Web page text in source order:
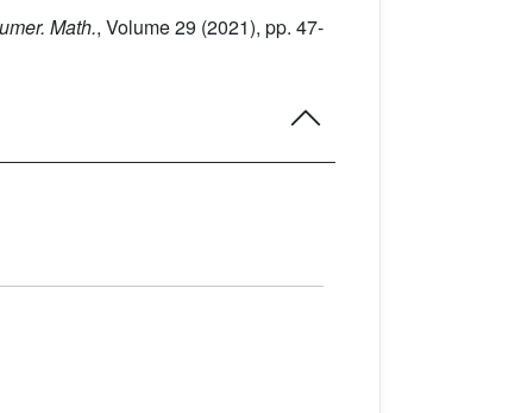
Math., Volume 29 (2021), pp. 47-